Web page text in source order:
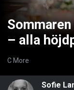
– alla
C More
Sofie